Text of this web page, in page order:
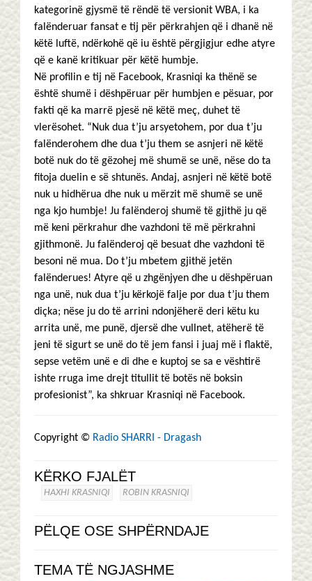
kategorinë gjysmë të rëndë të versionit WBA, i ka
falënderuar fansat e tij për përkrahjen që i dhanë në
këtë luftë, ndërkohë që iu është përgjigjur edhe atyre
që e kanë kritikuar për këtë humbje.
Në profilin e tij në Facebook, Krasniqi ka thënë se
është shumë i dëshpëruar për humbjen e pësuar, por
fakti që ka marrë pjesë në këtë meç, duhet të
vlerësohet. “Nuk dua t’ju arsyetohem, por dua t’ju
falënderohem dhe dua t’ju them se asnjeri në këtë
botë nuk do të gëzohej më shumë se unë, nëse do ta
fitoja duelin e së shtunës. Andaj, asnjeri në këtë botë
nuk u hidhërua dhe nuk u mërzit më shumë se unë
nga kjo humbje! Ju falënderoj shumë të gjithë ju që
më keni përkrahur dhe vazhdoni të më përkrahni
gjithmonë. Ju falënderoj që besuat dhe vazhdoni të
besoni në mua. Do t’ju mbetem gjithë jetën
falënderues! Atyre që u zhgënjyen dhe u dëshpëruan
nga unë, nuk dua t’ju kërkojë falje por dua t’ju them
diçka; nëse ju do të arrini ndonjëherë deri këtu ku
arrita unë, me punë, djersë dhe vullnet, atëherë të
jeni të sigurt se unë do të jem fansi i juaj më i flaktë,
sepse vetëm unë e di dhe e kuptoj se sa e vështirë
ishte rruga ime drejt titullit të botës në boksin
profesionist”, ka shkruar Krasniqi në Facebook.
Copyright © Radio SHARRI - Dragash
KËRKO FJALËT
HAXHI KRASNIQI ROBIN KRASNIQI
PËLQE OSE SHPËRNDAJE
TEMA TË NGJASHME